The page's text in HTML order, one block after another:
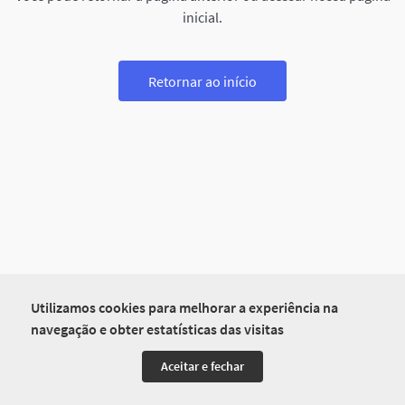
Utilizamos cookies para melhorar a experiência na
navegação e obter estatísticas das visitas
Aceitar e fechar
inicial.
Retornar ao início